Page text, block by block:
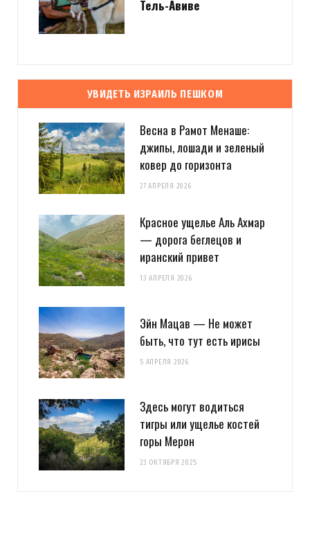
Тель-Авиве
УВИДЕТЬ ИЗРАИЛЬ ПЕШКОМ
Весна в Рамот Менаше:
джипы, лошади и зеленый
ковер до горизонта
27 АПРЕЛЯ 2026
Красное ущелье Аль Ахмар
— дорога беглецов и
иранский привет
13 АПРЕЛЯ 2026
Эйн Мацав — Не может
быть, что тут есть ирисы
5 АПРЕЛЯ 2026
Здесь могут водиться
тигры или ущелье костей
горы Мерон
23 ОКТЯБРЯ 2025